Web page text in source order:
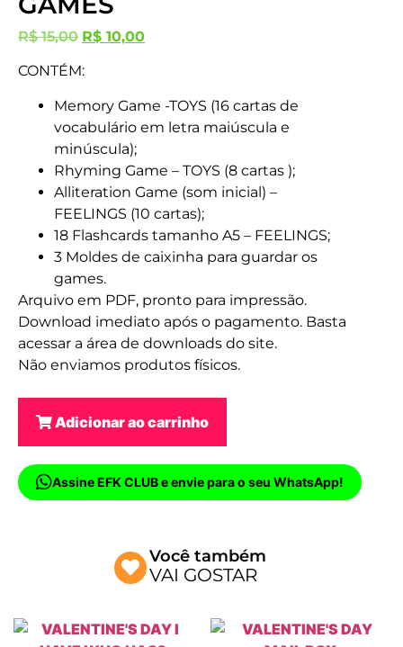
R$15,00 R$ 10,00
CONTÉM:
Memory Game -TOYS (16 cartas de
vocabulário em letra maiúscula e
minúscula);
Rhyming Game – TOYS (8 cartas );
Alliteration Game (som inicial) –
FEELINGS (10 cartas);
18 Flashcards tamanho A5 – FEELINGS;
3 Moldes de caixinha para guardar os
games.
Arquivo em PDF, pronto para impressão.
Download imediato após o pagamento. Basta
acessar a área de downloads do site.
Não enviamos produtos físicos.
Adicionar ao carrinho
Assine EFK CLUB e envie para o seu WhatsApp!
Você também
VAI GOSTAR